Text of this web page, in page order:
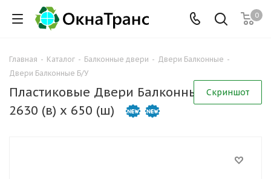
0
Главная - Каталог - Балконные двери - Двери Балконные -
Двери Балконные Б/У
Скриншот
Пластиковые Двери Балконные Б/У
2630 (в) х 650 (ш)